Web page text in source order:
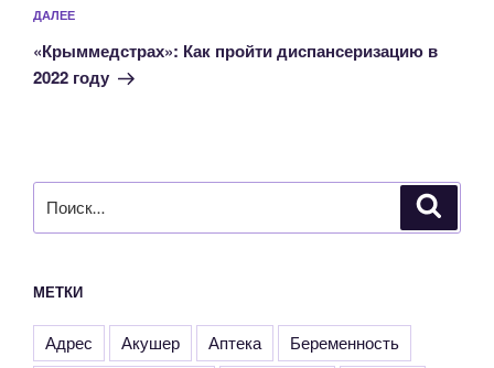
Следующая
запись
ДАЛЕЕ
«Крыммедстрах»: Как пройти диспансеризацию в
2022 году
МЕТКИ
Адрес Акушер Аптека
Беременность